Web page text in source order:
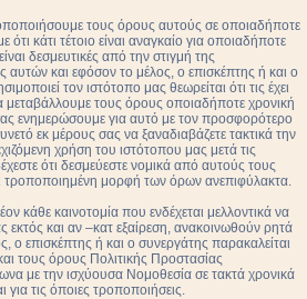
τους όρους αυτούς σε οποιαδήποτε
κάτι τέτοιο είναι αναγκαίο για οποιαδήποτε
δεσμευτικές από την στιγμή της
αυτών και εφόσον το μέλος, ο επισκέπτης ή και ο
τον ιστότοπο μας θεωρείται ότι τις έχει
μεταβάλλουμε τους όρους οποιαδήποτε χρονική
ενημερώσουμε για αυτό με τον προσφορότερο
εκ μέρους σας να ξαναδιαβάζετε τακτικά την
χρήση του ιστότοπου μας μετά τις
ότι δεσμεύεστε νομικά από αυτούς τους
τροποποιημένη μορφή των όρων ανεπιφύλακτα.
κάθε καινοτομία που ενδέχεται μελλοντικά να
εκτός και αν –κατ εξαίρεση, ανακοινωθούν ρητά
ο επισκέπτης ή και ο συνεργάτης παρακαλείται
τους όρους Πολιτικής Προστασίας
με την ισχύουσα Νομοθεσία σε τακτά χρονικά
για τις όποιες τροποποιήσεις.